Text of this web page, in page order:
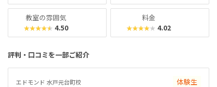
教室の雰囲気
★★★★★ 4.50
料金
★★★★★ 4.02
評判・口コミを一部ご紹介
エドモンド 水戸元台町校 体験生